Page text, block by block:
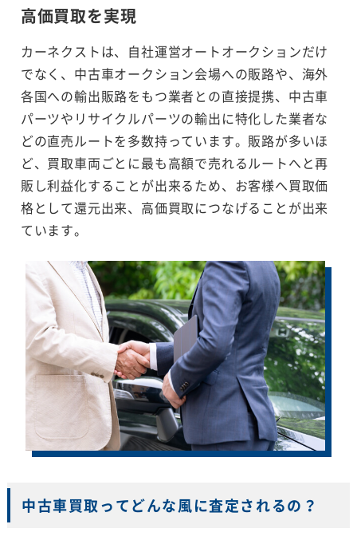
高価買取を実現
カーネクストは、自社運営オートオークションだけ
でなく、中古車オークション会場への販路や、海外
各国への輸出販路をもつ業者との直接提携、中古車
パーツやリサイクルパーツの輸出に特化した業者な
どの直売ルートを多数持っています。販路が多いほ
ど、買取車両ごとに最も高額で売れるルートへと再
販し利益化することが出来るため、お客様へ買取価
格として還元出来、高価買取につなげることが出来
ています。
中古車買取ってどんな風に査定されるの？